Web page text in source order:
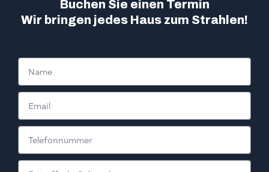
Buchen Sie einen Termin
Wir bringen jedes Haus zum Strahlen!